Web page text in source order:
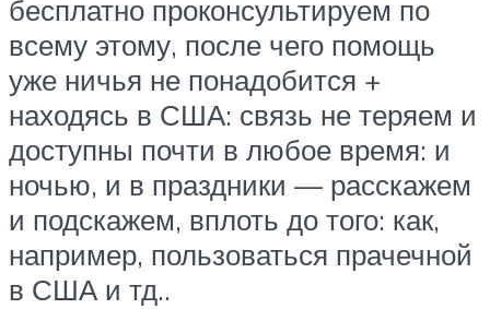
бесплатно проконсультируем по
всему этому, после чего помощь
уже ничья не понадобится +
находясь в США: связь не теряем и
доступны почти в любое время: и
ночью, и в праздники — расскажем
и подскажем, вплоть до того: как,
например, пользоваться прачечной
в США и тд..